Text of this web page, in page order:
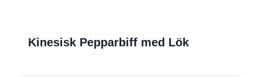
Kinesisk Pepparbiff med Lök